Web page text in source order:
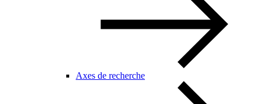
Axes de recherche